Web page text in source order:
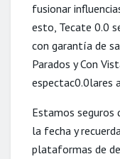
fusionar
esto, Tecate 0.0
con garantía de
Parados y Con
espectac0.0lares
Estamos seguros
la fecha y
plataformas de